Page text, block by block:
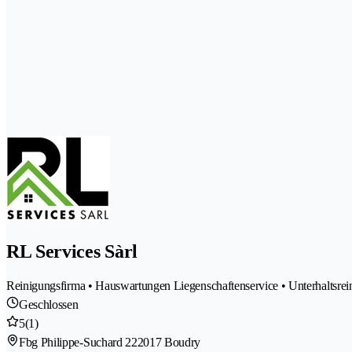
RL Services Sàrl
Reinigungsfirma • Hauswartungen Liegenschaftenservice •
Geschlossen
5(1)
Fbg Philippe-Suchard 222017 Boudry